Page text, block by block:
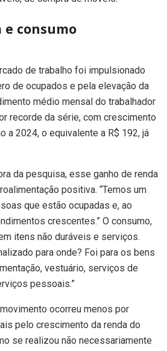
e consumo
de trabalho foi impulsionado
de ocupados e pela elevação da
médio mensal do trabalhador
recorde da série, com crescimento
a 2024, o equivalente a R$ 192, já
da pesquisa, esse ganho de renda
positiva. “Temos um
que estão ocupadas e, ao
crescentes.” O consumo,
itens não duráveis e serviços.
para onde? Foi para os bens
vestuário, serviços de
pessoais.”
ocorreu menos por
pelo crescimento da renda do
se realizou não necessariamente